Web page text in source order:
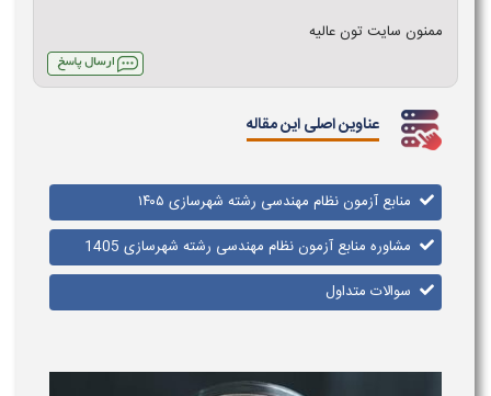
ممنون سایت تون عالیه
عناوین اصلی این مقاله
منابع آزمون نظام مهندسی رشته شهرسازی ۱۴۰۵
مشاوره منابع آزمون نظام مهندسی رشته شهرسازی 1405
سوالات متداول